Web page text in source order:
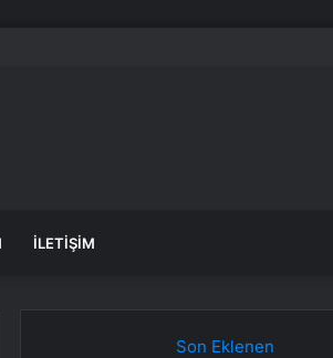
Cumhurbaşkanı’na 10 kat artırma yetkisi
İLETIŞIM
Son Eklenen